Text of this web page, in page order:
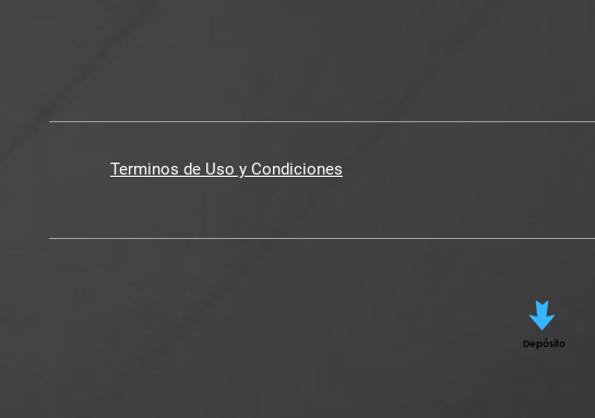
Terminos de Uso y Condiciones
Depósito